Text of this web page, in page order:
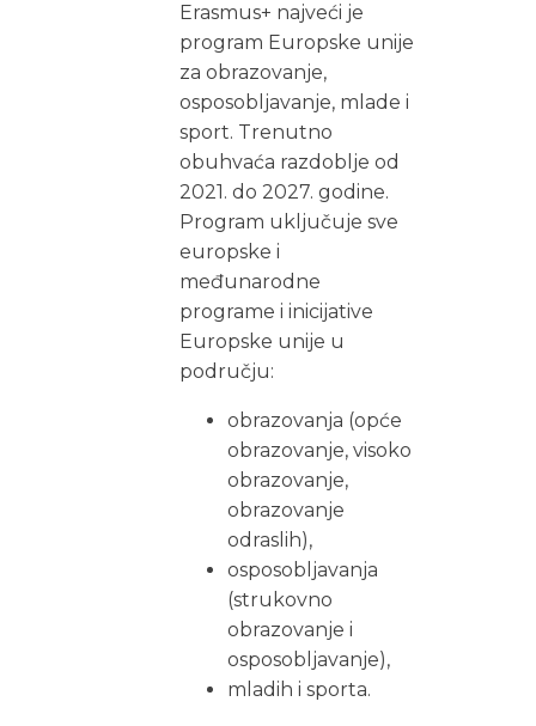
Erasmus+ najveći je
program Europske unije
za obrazovanje,
osposobljavanje, mlade i
sport. Trenutno
obuhvaća razdoblje od
2021. do 2027. godine.
Program uključuje sve
europske i
međunarodne
programe i inicijative
Europske unije u
području:
obrazovanja (opće
obrazovanje, visoko
obrazovanje,
obrazovanje
odraslih),
osposobljavanja
(strukovno
obrazovanje i
osposobljavanje),
mladih i sporta.